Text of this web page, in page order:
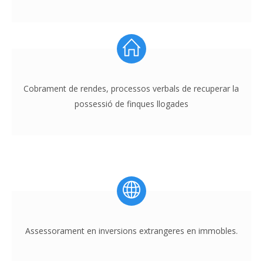
Cobrament de rendes, processos verbals de recuperar la
possessió de finques llogades
Assessorament en inversions extrangeres en immobles.